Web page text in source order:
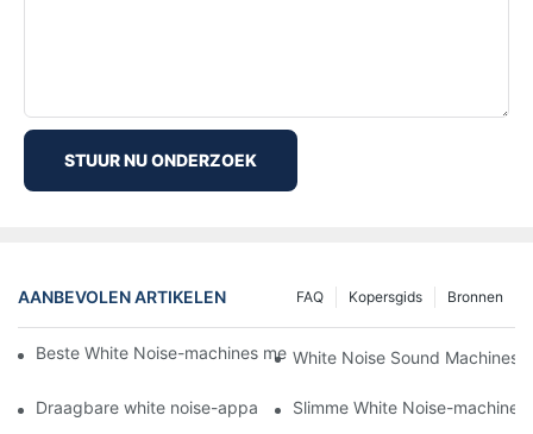
STUUR NU ONDERZOEK
AANBEVOLEN ARTIKELEN Bronnen
Kopersgids
FAQ
Beste White Noise-machines met natuurgeluiden voor
White Noise Sound Machines
Draagbare white noise-apparaten: slaapoplossingen voor
Slimme White Noise-